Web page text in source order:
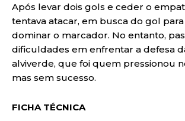
Após levar dois gols e ceder o
tentava atacar, em busca do gol
dominar o marcador. No entanto,
dificuldades em enfrentar a defesa
alviverde, que foi quem pressionou
mas sem sucesso.
FICHA TÉCNICA